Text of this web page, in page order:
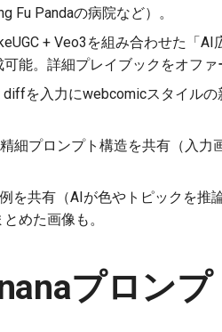
Fu Pandaの病院など）。
+ Veo3を組み合わせた「
能。詳細プレイブックをオファ
diffを入力にwebcomicスタイル
細プロンプト構造を共有（入力
を共有（AIが色やトピックを推
めた画像も。
プロンプ